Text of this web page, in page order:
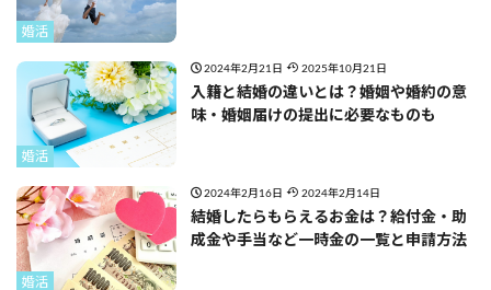
婚活
婚活
2024年2月21日 2025年10月21日
入籍と結婚の違いとは？婚姻や婚約の意
味・婚姻届けの提出に必要なものも
婚活
2024年2月16日 2024年2月14日
結婚したらもらえるお金は？給付金・助
成金や手当など一時金の一覧と申請方法